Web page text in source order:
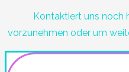
Kontaktiert uns noch
vorzunehmen oder um